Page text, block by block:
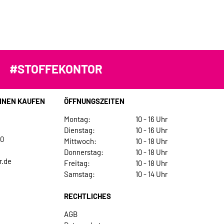
#STOFFEKONTOR
KAUFEN
ÖFFNUNGSZEITEN
Montag:
10 - 16 Uhr
Dienstag:
10 - 16 Uhr
Mittwoch:
10 - 18 Uhr
Donnerstag:
10 - 18 Uhr
Freitag:
10 - 18 Uhr
Samstag:
10 - 14 Uhr
RECHTLICHES
AGB